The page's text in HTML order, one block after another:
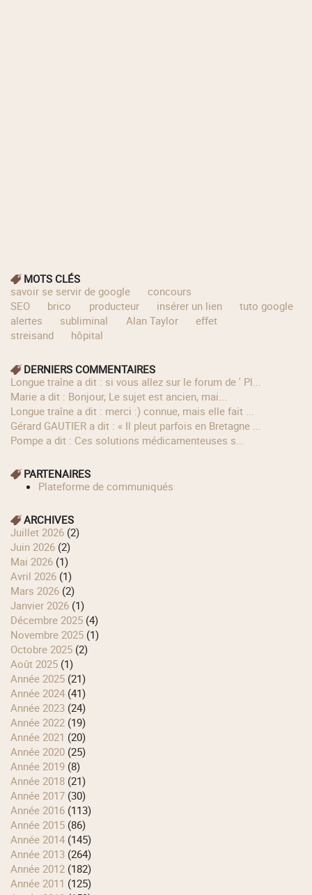
MOTS CLÉS
savoir se servir de google
concours
SEO
brico producteur insérer un lien
tuto google
alertes
subliminal Alan Taylor
effet
streisand
hôpital
DERNIERS COMMENTAIRES
longue traîne a dit : si vous allez sur le forum de ' Pl...
Marie a dit : Bonjour, Le sujet est ancien, mai...
longue traîne a dit : merci :) connue, mais elle fait ...
Gérard GAUTIER a dit : « Il pleut parfois en Bretagne ...
Pompe a dit : Ces solutions médicamenteuses s...
PARTENAIRES
Plateforme de communiqués
ARCHIVES
juillet 2026 (2)
juin 2026 (2)
mai 2026 (1)
avril 2026 (1)
mars 2026 (2)
janvier 2026 (1)
décembre 2025 (4)
novembre 2025 (1)
octobre 2025 (2)
août 2025 (1)
année 2025 (21)
année 2024 (41)
année 2023 (24)
année 2022 (19)
année 2021 (20)
année 2020 (25)
année 2019 (8)
année 2018 (21)
année 2017 (30)
année 2016 (113)
année 2015 (86)
année 2014 (145)
année 2013 (264)
année 2012 (182)
année 2011 (125)